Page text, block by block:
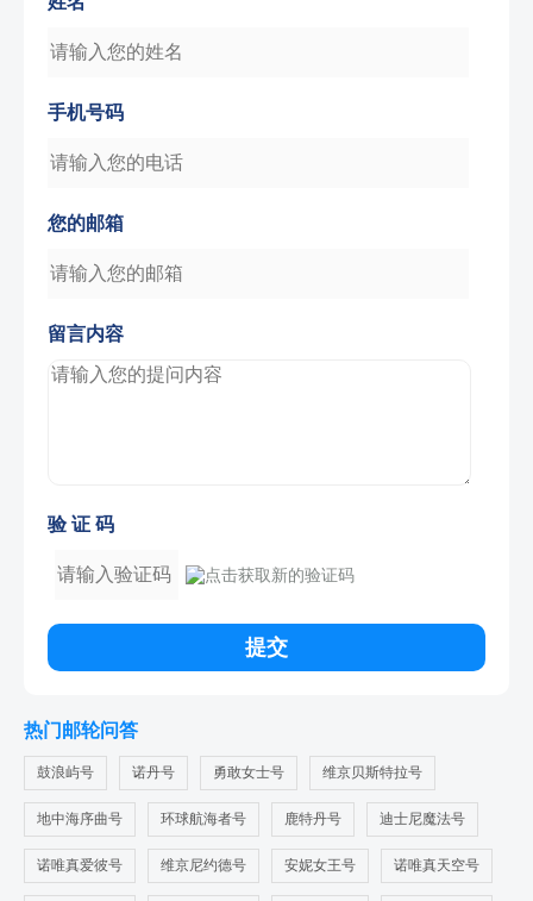
手机号码
您的邮箱
留言内容
验 证 码
提交
热门邮轮问答
鼓浪屿号 诺丹号 勇敢女士号 维京贝斯特拉号
地中海序曲号 环球航海者号 鹿特丹号 迪士尼魔法号
诺唯真爱彼号 维京尼约德号 安妮女王号 诺唯真天空号